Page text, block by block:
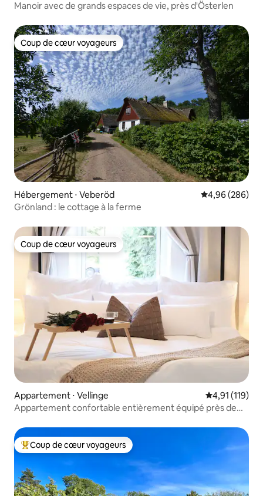
Manoir avec de grands espaces de vie, près d'Österlen
Coup de cœur voyageurs
Coup de cœur voyageurs
Hébergement ⋅ Veberöd Évaluation
4,96 (286)
Grönland : le cottage à la ferme
Coup de cœur voyageurs
Coup de cœur voyageurs
Appartement ⋅ Vellinge Évaluation
4,91 (119)
Appartement confortable entièrement équipé près de
Coups de cœur voyageurs les plus appréciés
Coup de cœur voyageurs